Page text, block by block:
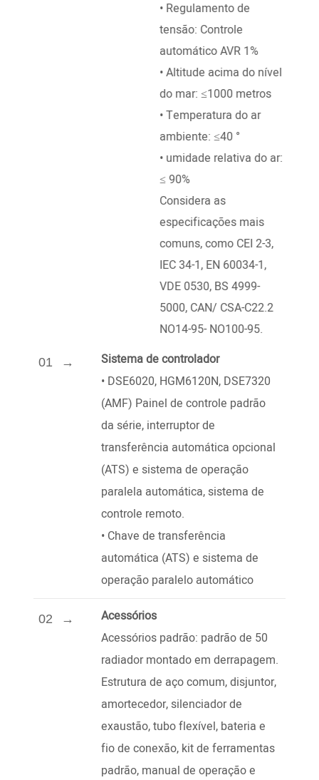
• Regulamento de
tensão: Controle
automático AVR 1%
• Altitude acima do nível
do mar: ≤1000 metros
• Temperatura do ar
ambiente: ≤40 °
• umidade relativa do ar:
≤ 90%
Considera as
especificações mais
comuns, como CEI 2-3,
IEC 34-1, EN 60034-1,
VDE 0530, BS 4999-
5000, CAN/ CSA-C22.2
NO14-95- NO100-95.
01
Sistema de controlador
• DSE6020, HGM6120N, DSE7320
(AMF) Painel de controle padrão
da série, interruptor de
transferência automática opcional
(ATS) e sistema de operação
paralela automática, sistema de
controle remoto.
• Chave de transferência
automática (ATS) e sistema de
operação paralelo automático
02
Acessórios
Acessórios padrão: padrão de 50
radiador montado em derrapagem.
Estrutura de aço comum, disjuntor,
amortecedor, silenciador de
exaustão, tubo flexível, bateria e
fio de conexão, kit de ferramentas
padrão, manual de operação e